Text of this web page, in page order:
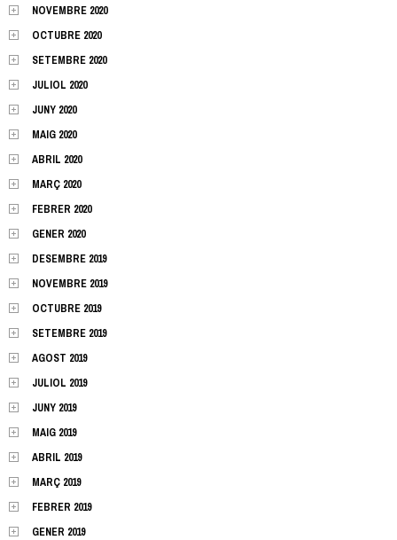
NOVEMBRE 2020
OCTUBRE 2020
SETEMBRE 2020
JULIOL 2020
JUNY 2020
MAIG 2020
ABRIL 2020
MARÇ 2020
FEBRER 2020
GENER 2020
DESEMBRE 2019
NOVEMBRE 2019
OCTUBRE 2019
SETEMBRE 2019
AGOST 2019
JULIOL 2019
JUNY 2019
MAIG 2019
ABRIL 2019
MARÇ 2019
FEBRER 2019
GENER 2019